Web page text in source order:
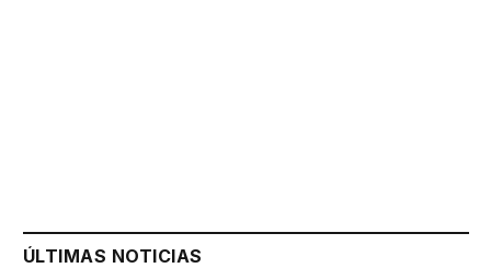
ÚLTIMAS NOTICIAS